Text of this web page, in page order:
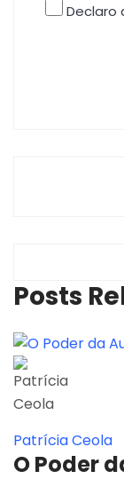
Declaro
Posts
Patrícia Ceola
O Poder